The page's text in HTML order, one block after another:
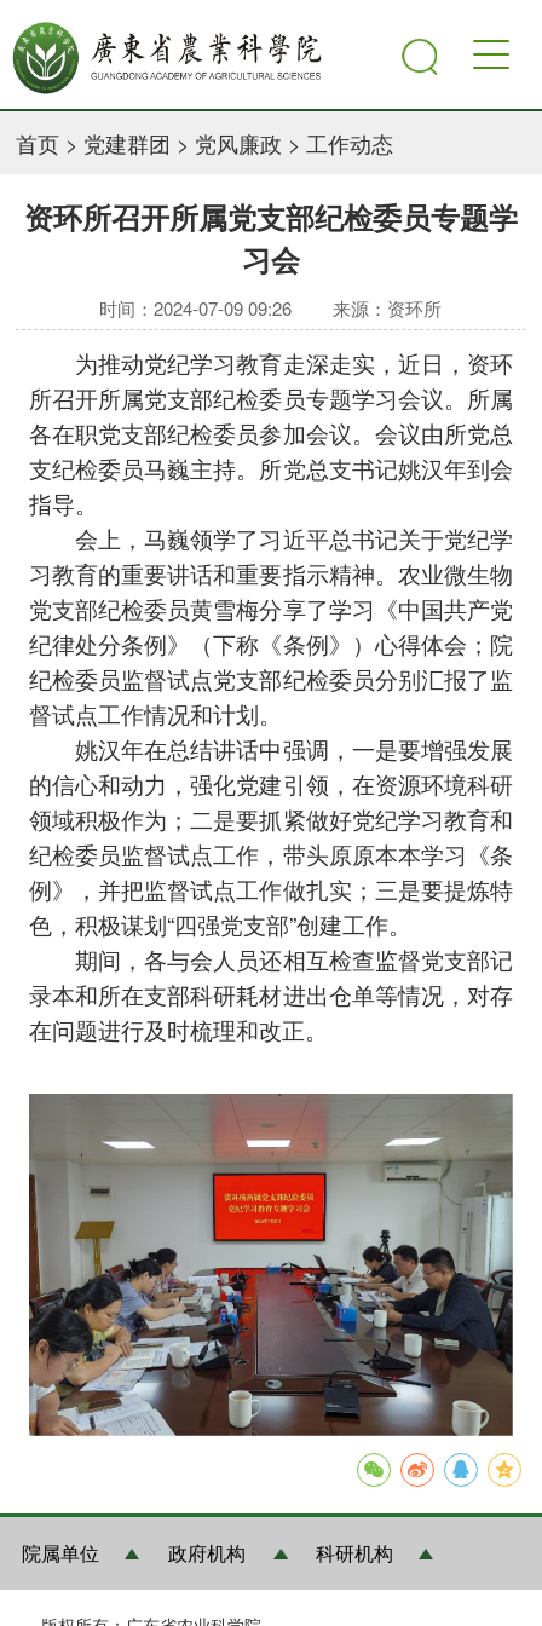
首页 > 党建群团 > 党风廉政 > 工作动态
资环所召开所属党支部纪检委员专题学
习会
时间：2024-07-09 09:26 来源：资环所
为推动党纪学习教育走深走实，近日，资环
所召开所属党支部纪检委员专题学习会议。所属
各在职党支部纪检委员参加会议。会议由所党总
支纪检委员马巍主持。所党总支书记姚汉年到会
指导。
会上，马巍领学了习近平总书记关于党纪学
习教育的重要讲话和重要指示精神。农业微生物
党支部纪检委员黄雪梅分享了学习《中国共产党
纪律处分条例》（下称《条例》）心得体会；院
纪检委员监督试点党支部纪检委员分别汇报了监
督试点工作情况和计划。
姚汉年在总结讲话中强调，一是要增强发展
的信心和动力，强化党建引领，在资源环境科研
领域积极作为；二是要抓紧做好党纪学习教育和
纪检委员监督试点工作，带头原原本本学习《条
例》，并把监督试点工作做扎实；三是要提炼特
色，积极谋划“四强党支部”创建工作。
期间，各与会人员还相互检查监督党支部记
录本和所在支部科研耗材进出仓单等情况，对存
在问题进行及时梳理和改正。
院属单位 政府机构 科研机构